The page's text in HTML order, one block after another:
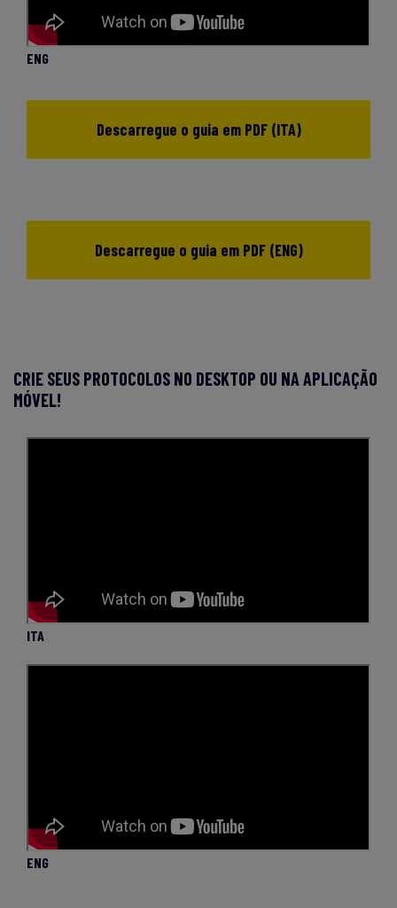
ENG
Descarregue o guia em PDF (ITA)
Descarregue o guia em PDF (ENG)
CRIE SEUS PROTOCOLOS NO DESKTOP OU NA APLICAÇÃO
MÓVEL!
ITA
ENG